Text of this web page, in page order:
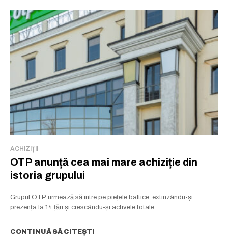
ACHIZIȚII
OTP anunță cea mai mare achiziție din
istoria grupului
Grupul OTP urmează să intre pe piețele baltice, extinzându-și
prezența la 14 țări și crescându-și activele totale...
CONTINUĂ SĂ CITEȘTI